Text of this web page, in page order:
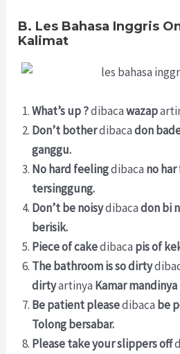
B. Les Bahasa Inggris
Kalimat
What’s up ?dibacawazap
Don’t botherdibacadon
ganggu.
No hard feelingdibaca no
tersinggung.
Don’t be noisydibacadon bi
berisik.
Piece of cakedibaca pis of
The bathroom is so dirty
dirtyartinya Kamar mandinya
Be patient pleasedibaca be
Tolong bersabar.
Please take your slippers off